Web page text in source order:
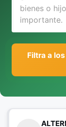
Filtra a